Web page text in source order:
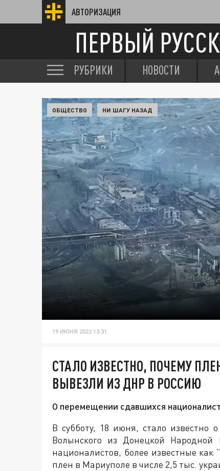
АВТОРИЗАЦИЯ
ПЕРВЫЙ
РУБРИКИ НОВОСТИ
ОБЩЕСТВО НИ ШАГУ НАЗАД
19 ИЮНЯ 2022 13:31
СТАЛО ИЗВЕСТНО, ПОЧЕМУ
ВЫВЕЗЛИ ИЗ ДНР В РОССИЮ
О перемещении сдавшихся
В субботу, 18 июня, стало известно
Волынского из Донецкой
националистов, более известные как
плен в Мариуполе в числе 2,5 тыс.